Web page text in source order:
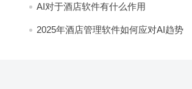
AI对于酒店软件有什么作用
2025年酒店管理软件如何应对AI趋势